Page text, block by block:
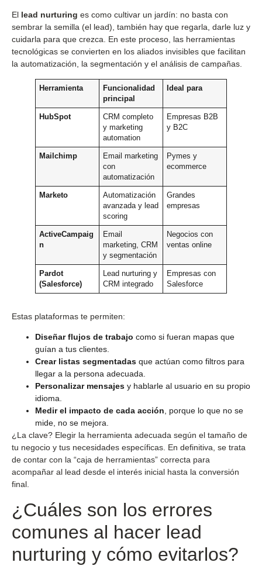
El lead nurturing es como cultivar un jardín: no basta con
sembrar la semilla (el lead), también hay que regarla, darle luz y
cuidarla para que crezca. En este proceso, las herramientas
tecnológicas se convierten en los aliados invisibles que facilitan
la automatización, la segmentación y el análisis de campañas.
Herramienta
Funcionalidad
principal
Ideal para
HubSpot
CRM completo
y marketing
automation
Empresas B2B
y B2C
Mailchimp
Email marketing
con
automatización
Pymes y
ecommerce
Marketo
Automatización
avanzada y lead
scoring
Grandes
empresas
ActiveCampaig
n
Email
marketing, CRM
y segmentación
Negocios con
ventas online
Pardot
(Salesforce)
Lead nurturing y
CRM integrado
Empresas con
Salesforce
Estas plataformas te permiten:
Diseñar flujos de trabajo como si fueran mapas que
guían a tus clientes.
Crear listas segmentadas que actúan como filtros para
llegar a la persona adecuada.
Personalizar mensajes y hablarle al usuario en su propio
idioma.
Medir el impacto de cada acción , porque lo que no se
mide, no se mejora.
¿La clave? Elegir la herramienta adecuada según el tamaño de
tu negocio y tus necesidades específicas. En definitiva, se trata
de contar con la “caja de herramientas” correcta para
acompañar al lead desde el interés inicial hasta la conversión
final.
¿Cuáles son los errores
comunes al hacer lead
nurturing y cómo evitarlos?